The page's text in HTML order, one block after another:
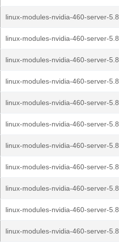
linux-modules-nvidia-460-server-
linux-modules-nvidia-460-server-
linux-modules-nvidia-460-server-
linux-modules-nvidia-460-server-
linux-modules-nvidia-460-server-
linux-modules-nvidia-460-server-
linux-modules-nvidia-460-server-
linux-modules-nvidia-460-server-
linux-modules-nvidia-460-server-
linux-modules-nvidia-460-server-
linux-modules-nvidia-460-server-